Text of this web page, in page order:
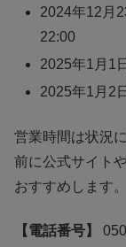
2024年12月
22:00
2025年1月1
2025年1月2
営業時間は状況
前に公式サイト
おすすめします。
【電話番号】